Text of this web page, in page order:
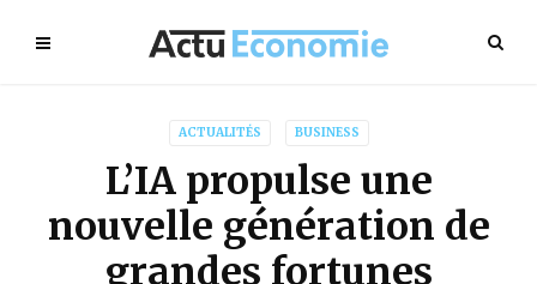
ACTUALITÉS BUSINESS
L’IA propulse une
nouvelle génération de
grandes fortunes